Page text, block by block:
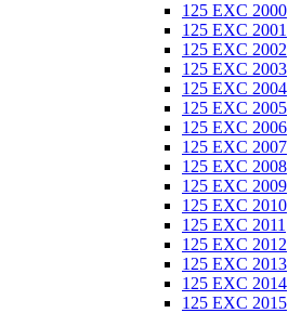
125 EXC 2000
125 EXC 2001
125 EXC 2002
125 EXC 2003
125 EXC 2004
125 EXC 2005
125 EXC 2006
125 EXC 2007
125 EXC 2008
125 EXC 2009
125 EXC 2010
125 EXC 2011
125 EXC 2012
125 EXC 2013
125 EXC 2014
125 EXC 2015